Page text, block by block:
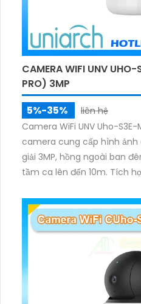
CAMERA WIFI UNV
PRO) 3MP
5%-35%
liên hệ
Camera WiFi UNV Uho-
camera cung cấp hình
giải 3MP, hồng ngoài ban
tầm ca lên đến 10m. Tích